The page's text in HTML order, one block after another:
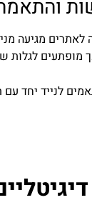
לאתרים מגיעה
מופתעים
לנייד יחד